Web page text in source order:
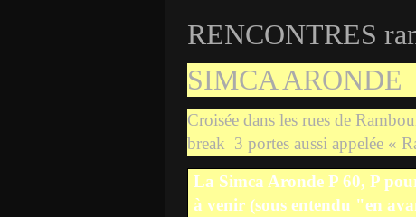
RENCONTRES
SIMCA ARONDE
Croisée dans les rues de
break 3 portes aussi appelée «
La Simca Aronde P 60, P
à venir (sous entendu "en